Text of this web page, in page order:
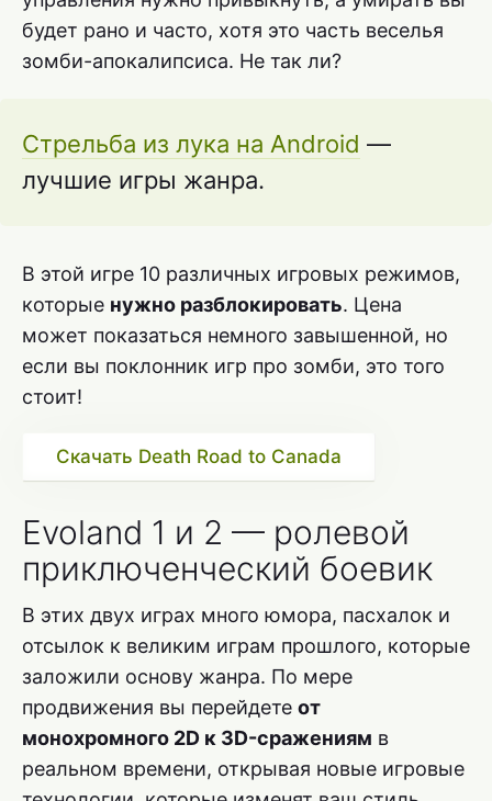
будет рано и часто, хотя это часть веселья
зомби-апокалипсиса. Не так ли?
Стрельба из лука на Android —
лучшие игры жанра.
В этой игре 10 различных игровых режимов,
которые нужно разблокировать. Цена
может показаться немного завышенной, но
если вы поклонник игр про зомби, это того
стоит!
Скачать Death Road to Canada
Evoland 1 и 2 — ролевой
приключенческий боевик
В этих двух играх много юмора, пасхалок и
отсылок к великим играм прошлого, которые
заложили основу жанра. По мере
продвижения вы перейдете от
монохромного 2D к 3D-сражениям в
реальном времени, открывая новые игровые